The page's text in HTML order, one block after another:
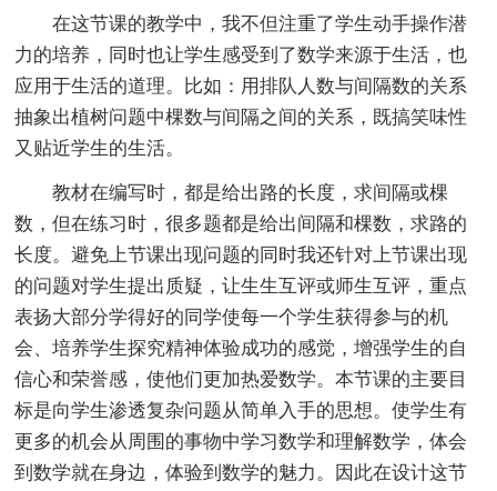
在这节课的教学中，我不但注重了学生动手操作潜
力的培养，同时也让学生感受到了数学来源于生活，也
应用于生活的道理。比如：用排队人数与间隔数的关系
抽象出植树问题中棵数与间隔之间的关系，既搞笑味性
又贴近学生的生活。
教材在编写时，都是给出路的长度，求间隔或棵
数，但在练习时，很多题都是给出间隔和棵数，求路的
长度。避免上节课出现问题的同时我还针对上节课出现
的问题对学生提出质疑，让生生互评或师生互评，重点
表扬大部分学得好的同学使每一个学生获得参与的机
会、培养学生探究精神体验成功的感觉，增强学生的自
信心和荣誉感，使他们更加热爱数学。本节课的主要目
标是向学生渗透复杂问题从简单入手的思想。使学生有
更多的机会从周围的事物中学习数学和理解数学，体会
到数学就在身边，体验到数学的魅力。因此在设计这节